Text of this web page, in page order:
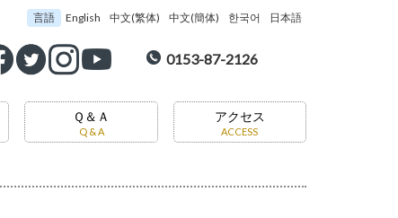
言語 English 中文(繁体) 中文(簡体) 한국어 日本語
0153-87-2126
Ｑ＆Ａ
Q & A
アクセス
ACCESS